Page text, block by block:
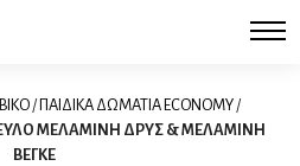
/ ΠΑΙΔΙΚΑ ΔΩΜΑΤΙΑ ECONOMY /
ΜΕΛΑΜΙΝΗ ΔΡΥΣ & ΜΕΛΑΜΙΝΗ
ΒΕΓΚΕ